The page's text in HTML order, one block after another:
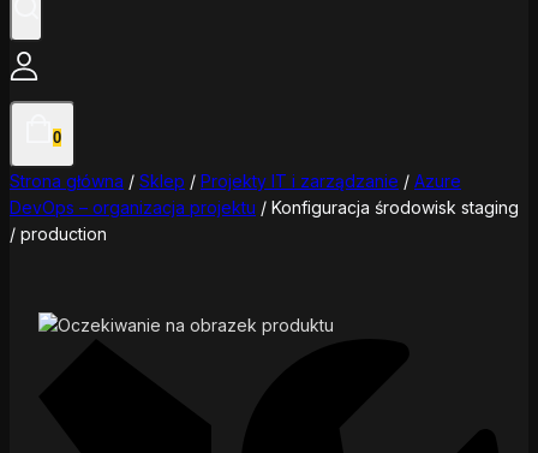
0
Strona główna / Sklep / Projekty IT i zarządzanie / Azure
DevOps – organizacja projektu / Konfiguracja środowisk staging
/ production